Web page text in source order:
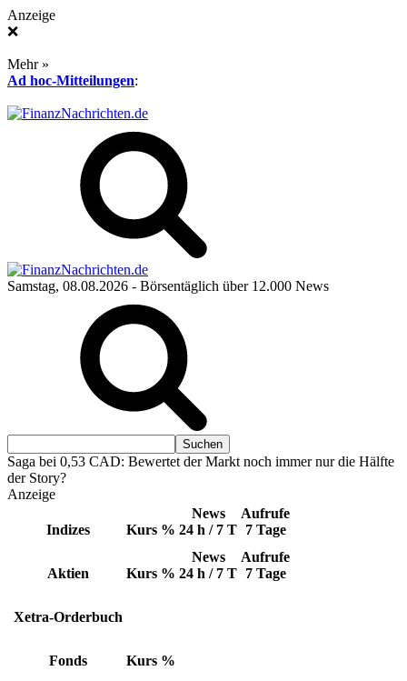
Anzeige
❌
Mehr »
Ad hoc-Mitteilungen:
Samstag, 08.08.2026 - Börsentäglich über 12.000 News
Saga bei 0,53 CAD: Bewertet der Markt noch immer nur die Hälfte
der Story?
Anzeige
Indizes Kurs %
News
24 h / 7 T
Aufrufe
7 Tage
Aktien Kurs %
News
24 h / 7 T
Aufrufe
7 Tage
Xetra-Orderbuch
Fonds Kurs %